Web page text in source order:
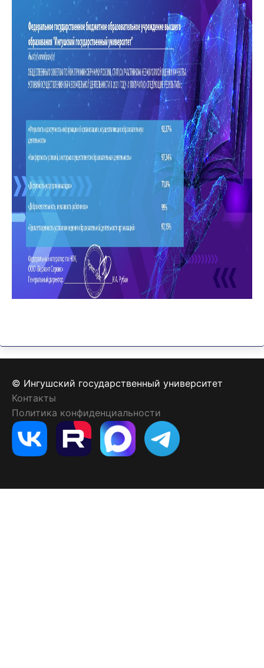
© Ингушский государственный университет
Контакты
Политика конфиденциальности